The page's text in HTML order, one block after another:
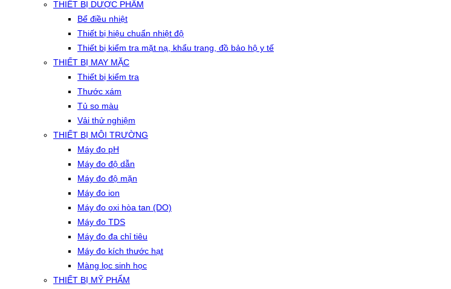
THIẾT BỊ DƯỢC PHẨM
Bể điều nhiệt
Thiết bị hiệu chuẩn nhiệt độ
Thiết bị kiểm tra mặt nạ, khẩu trang, đồ bảo hộ y tế
THIẾT BỊ MAY MẶC
Thiết bị kiểm tra
Thước xám
Tủ so màu
Vải thử nghiệm
THIẾT BỊ MÔI TRƯỜNG
Máy đo pH
Máy đo độ dẫn
Máy đo độ mặn
Máy đo ion
Máy đo oxi hòa tan (DO)
Máy đo TDS
Máy đo đa chỉ tiêu
Máy đo kích thước hạt
Màng lọc sinh học
THIẾT BỊ MỸ PHẨM